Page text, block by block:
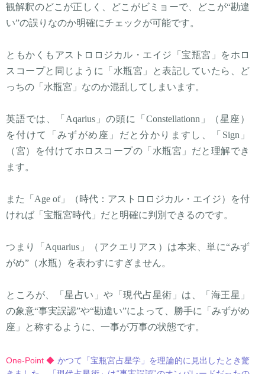
観解釈のどこが正しく、どこがビミョーで、どこが“勘違
い”の誤りなのか明確にチェックが可能です。
ともかくもアストロロジカル・エイジ「宝瓶宮」をホロ
スコープと同じように「水瓶宮」と表記していたら、ど
っちの「水瓶宮」なのか混乱してしまいます。
英語では、「Aqarius」の頭に「Constellationn」（星座）
を付けて「みずがめ座」だと分かりますし、「Sign」
（宮）を付けてホロスコープの「水瓶宮」だと理解でき
ます。
また「Age of」（時代：アストロロジカル・エイジ）を付
ければ「宝瓶宮時代」だと明確に判別できるのです。
つまり「Aquarius」（アクエリアス）は本来、単に“みず
がめ”（水瓶）を表わすにすぎません。
ところが、「星占い」や「現代占星術」は、「海王星」
の象意“事実誤認”や“勘違い”によって、勝手に「みずがめ
座」と称するように、一事が万事の状態です。
One-Point ◆ かつて「宝瓶宮占星学」を理論的に見出したとき驚